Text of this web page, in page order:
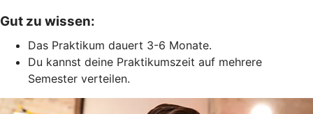
Gut zu wissen:
Das Praktikum dauert 3-6 Monate.
Du kannst deine Praktikumszeit auf mehrere
Semester verteilen.